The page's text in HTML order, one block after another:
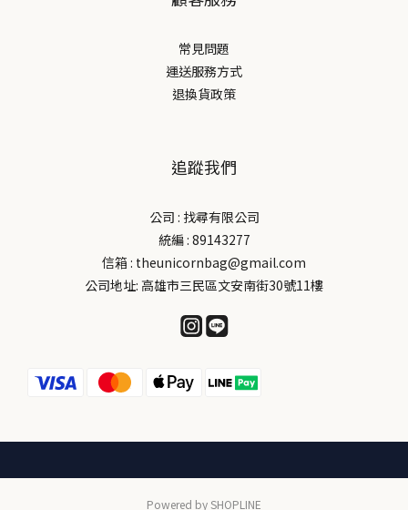
常見問題
運送服務方式
退換貨政策
追蹤我們
公司 : 找尋有限公司
統編 : 89143277
信箱 : theunicornbag@gmail.com
公司地址: 高雄市三民區文安南街30號11樓
Powered by SHOPLINE